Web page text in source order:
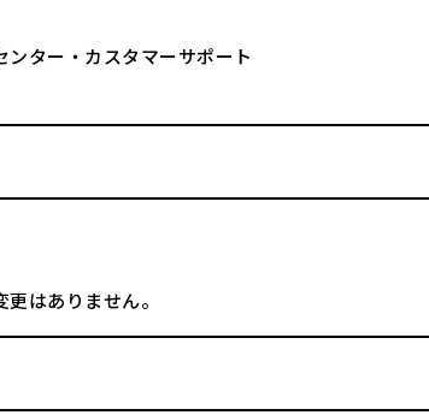
ンター・カスタマーサポート
はありません。